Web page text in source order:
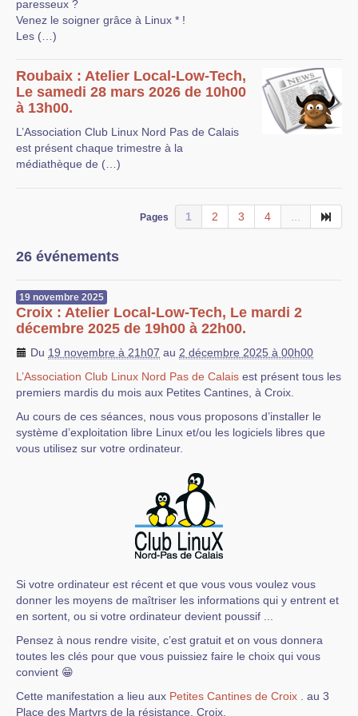
paresseux ?
Venez le soigner grâce à Linux * !
Les (…)
Roubaix : Atelier Local-Low-Tech,
Le samedi 28 mars 2026 de 10h00
à 13h00.
L’Association Club Linux Nord Pas de Calais
est présent chaque trimestre à la
médiathèque de (…)
Pages 1 2 3 4
26 événements
19 novembre 2025
Croix : Atelier Local-Low-Tech, Le mardi 2
décembre 2025 de 19h00 à 22h00.
Du 19 novembre à 21h07 au 2 décembre 2025 à 00h00
L’Association Club Linux Nord Pas de Calais est présent tous les
premiers mardis du mois aux Petites Cantines, à Croix.
Au cours de ces séances, nous vous proposons d’installer le
système d’exploitation libre Linux et/ou les logiciels libres que
vous utilisez sur votre ordinateur.
Si votre ordinateur est récent et que vous vous voulez vous
donner les moyens de maîtriser les informations qui y entrent et
en sortent, ou si votre ordinateur devient poussif ...
Pensez à nous rendre visite, c’est gratuit et on vous donnera
toutes les clés pour que vous puissiez faire le choix qui vous
convient 😁
Cette manifestation a lieu aux Petites Cantines de Croix . au 3
Place des Martyrs de la résistance, Croix.